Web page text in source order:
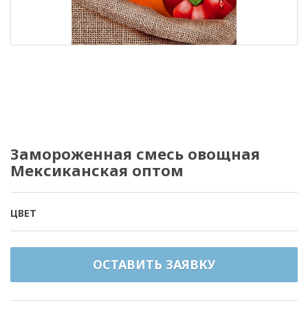
Замороженная смесь овощная
Мексиканская оптом
ЦВЕТ
ОСТАВИТЬ ЗАЯВКУ